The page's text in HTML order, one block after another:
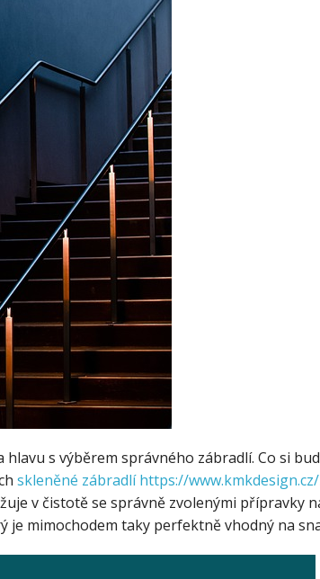
hlavu s výběrem správného zábradlí. Co si
skleněné zábradlí https://
v čistotě se správně zvolenými přípravky
je mimochodem taky perfektně vhodný na